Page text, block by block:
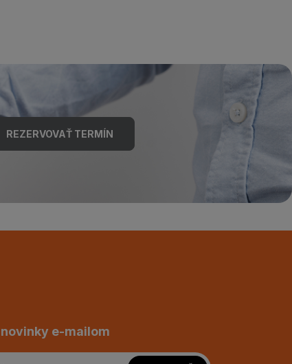
REZERVOVAŤ TERMÍN
e-mailom